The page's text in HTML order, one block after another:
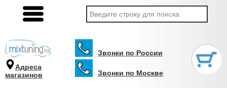
Адреса
магазинов
Звонки по России
Звонки по Москве